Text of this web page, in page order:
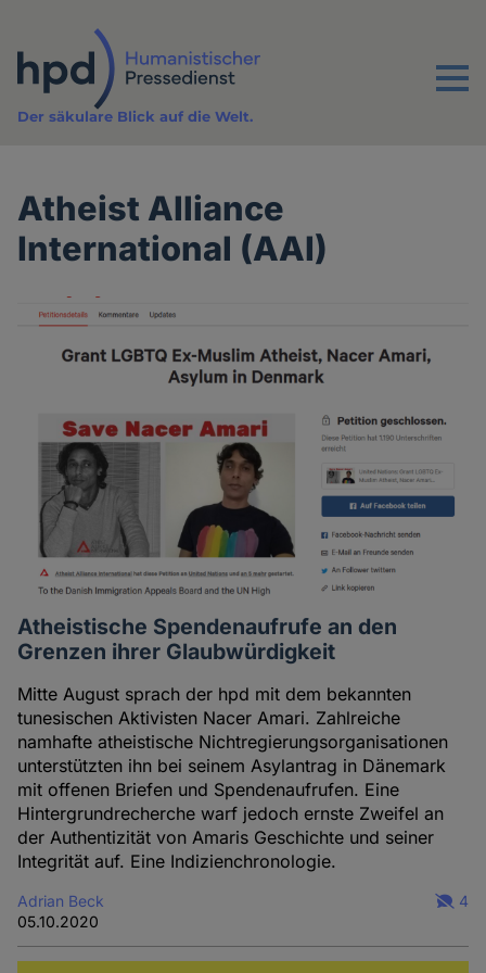
Inhalt
Menu
Der säkulare Blick auf die Welt.
Atheist Alliance
International (AAI)
Atheistische Spendenaufrufe an den
Grenzen ihrer Glaubwürdigkeit
Mitte August sprach der hpd mit dem bekannten
tunesischen Aktivisten Nacer Amari. Zahlreiche
namhafte atheistische Nichtregierungsorganisationen
unterstützten ihn bei seinem Asylantrag in Dänemark
mit offenen Briefen und Spendenaufrufen. Eine
Hintergrundrecherche warf jedoch ernste Zweifel an
der Authentizität von Amaris Geschichte und seiner
Integrität auf. Eine Indizienchronologie.
Adrian Beck
05.10.2020
4